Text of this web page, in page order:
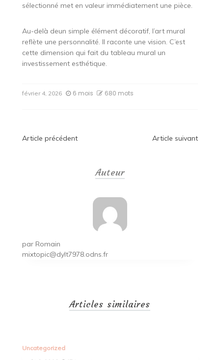
sélectionné met en valeur immédiatement une pièce.
Au-delà deun simple élément décoratif, l’art mural
reflète une personnalité. Il raconte une vision. C’est
cette dimension qui fait du tableau mural un
investissement esthétique.
février 4, 2026 6 mois 680 mots
Navigation
Article précédent Article suivant
Auteur
par Romain
mixtopic@dylt7978.odns.fr
Articles similaires
Uncategorized